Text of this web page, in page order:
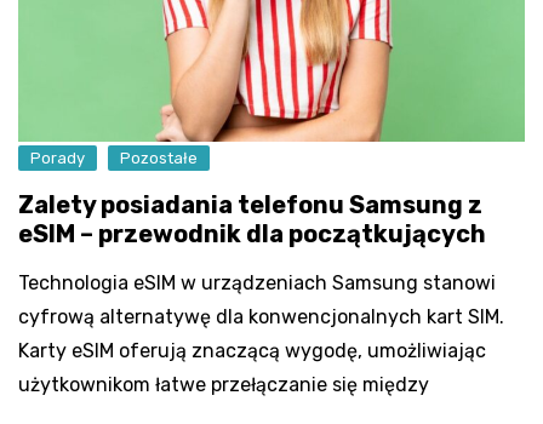
Porady Pozostałe
Zalety posiadania telefonu Samsung z
eSIM – przewodnik dla początkujących
Technologia eSIM w urządzeniach Samsung stanowi
cyfrową alternatywę dla konwencjonalnych kart SIM.
Karty eSIM oferują znaczącą wygodę, umożliwiając
użytkownikom łatwe przełączanie się między